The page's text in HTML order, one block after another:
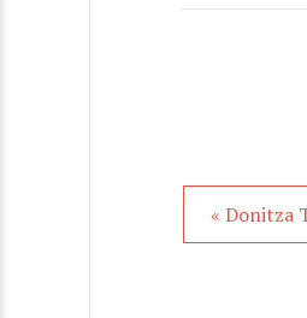
« Donitza